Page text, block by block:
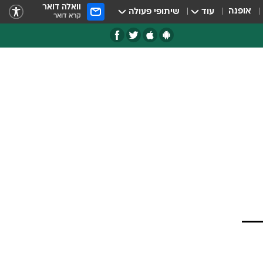
אופנה עוד שיתופי פעולה וואלה דואר
קרא דואר